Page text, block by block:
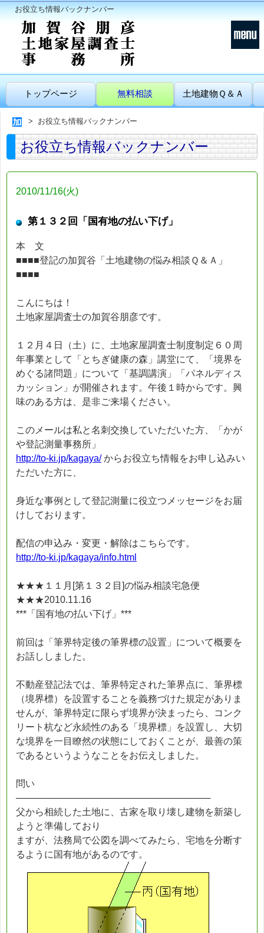
お役立ち情報バックナンバー
トップページ 無料相談 土地建物Ｑ＆Ａ
お役立ち情報バックナンバー
お役立ち情報バックナンバー
2010/11/16(火)
第１３２回「国有地の払い下げ」
本 文
■■■■登記の加賀谷「土地建物の悩み相談Ｑ＆Ａ」
■■■■
こんにちは！
土地家屋調査士の加賀谷朋彦です。
１２月４日（土）に、土地家屋調査士制度制定６０周
年事業として「とちぎ健康の森」講堂にて、「境界を
めぐる諸問題」について「基調講演」「パネルディス
カッション」が開催されます。午後１時からです。興
味のある方は、是非ご来場ください。
このメールは私と名刺交換していただいた方、「かが
や登記測量事務所」
http://to-ki.jp/kagaya/からお役立ち情報をお申し込みい
ただいた方に、
身近な事例として登記測量に役立つメッセージをお届
けしております。
配信の申込み・変更・解除はこちらです。
http://to-ki.jp/kagaya/info.html
★★★１１月[第１３２目]の悩み相談宅急便
★★★2010.11.16
***「国有地の払い下げ」***
前回は「筆界特定後の筆界標の設置」について概要を
お話ししました。
不動産登記法では、筆界特定された筆界点に、筆界標
（境界標）を設置することを義務づけた規定がありま
せんが、筆界特定に限らず境界が決まったら、コンク
リート杭など永続性のある「境界標」を設置し、大切
な境界を一目瞭然の状態にしておくことが、最善の策
であるというようなことをお伝えしました。
問い
──────────────────────────────
父から相続した土地に、古家を取り壊し建物を新築し
ようと準備しており
ますが、法務局で公図を調べてみたら、宅地を分断す
るように国有地があるのです。